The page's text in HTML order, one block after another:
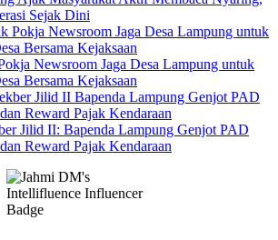
Sejak Dini
Newsroom Jaga Desa Lampung untuk
Bersama Kejaksaan
Jilid II: Bapenda Lampung Genjot PAD
Reward Pajak Kendaraan